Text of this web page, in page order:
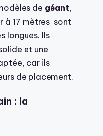
de géant,
à 17 mètres, sont
longues. Ils
et une
car ils
de placement.
: la